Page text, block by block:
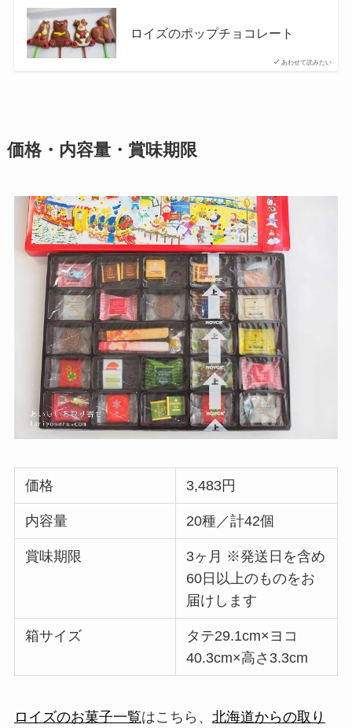
あわせて読みたい
ロイズのポップチョコレート
価格・内容量・賞味期限
価格 3,483円
内容量 20種／計42個
賞味期限
3ヶ月 ※発送日を含め
60日以上のものをお
届けします
箱サイズ
タテ29.1cm×ヨコ
40.3cm×高さ3.3cm
ロイズのお菓子一覧はこちら、 北海道からの取り